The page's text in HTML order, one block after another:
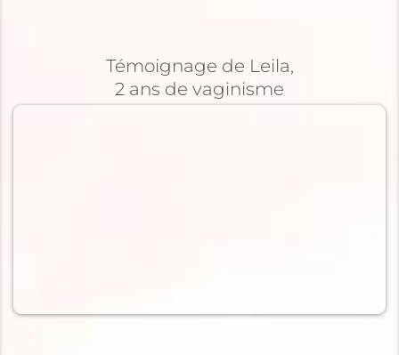
Témoignage de Leila,
2 ans de vaginisme